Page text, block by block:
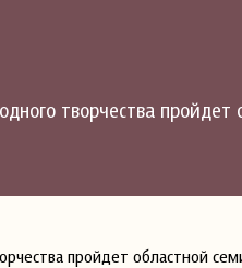
творчества
пройдет областной